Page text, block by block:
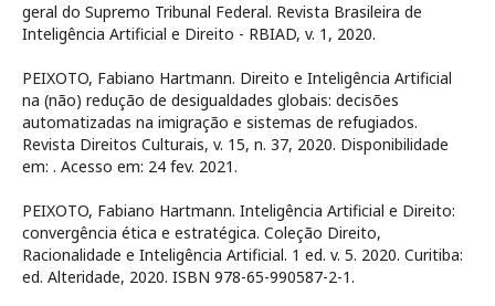
geral do Supremo Tribunal Federal. Revista Brasileira de
Inteligência Artificial e Direito - RBIAD, v. 1, 2020.
PEIXOTO, Fabiano Hartmann. Direito e Inteligência Artificial
na (não) redução de desigualdades globais: decisões
automatizadas na imigração e sistemas de refugiados.
Revista Direitos Culturais, v. 15, n. 37, 2020. Disponibilidade
em: . Acesso em: 24 fev. 2021.
PEIXOTO, Fabiano Hartmann. Inteligência Artificial e Direito:
convergência ética e estratégica. Coleção Direito,
Racionalidade e Inteligência Artificial. 1 ed. v. 5. 2020. Curitiba:
ed. Alteridade, 2020. ISBN 978-65-990587-2-1.